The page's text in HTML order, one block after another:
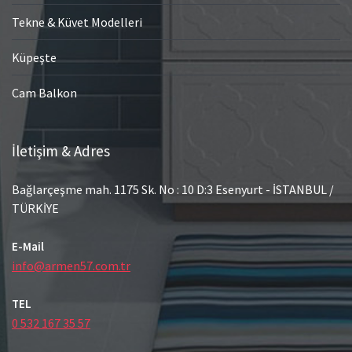
Tekne & Küvet Modelleri
Küpeşte
Cam Balkon
İletişim & Adres
Bağlarçeşme mah. 1175 Sk. No : 10 D:3 Esenyurt - İSTANBUL /
TÜRKİYE
E-Mail
info@armen57.com.tr
TEL
0 532 167 35 57